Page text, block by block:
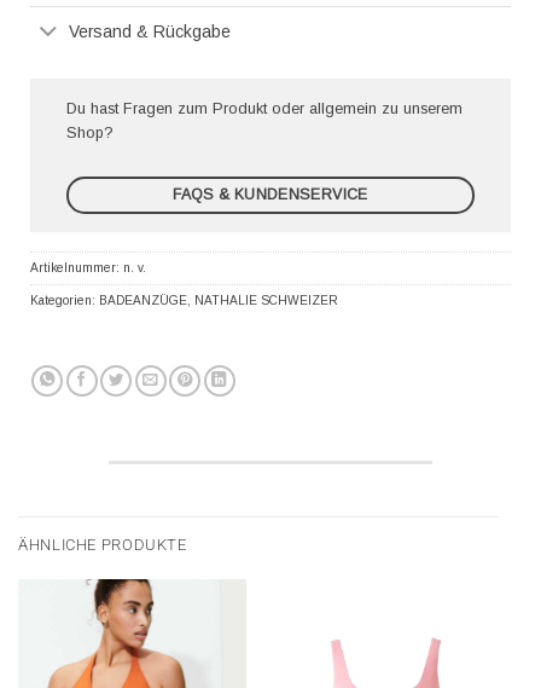
Versand & Rückgabe
Du hast Fragen zum Produkt oder allgemein zu unserem
Shop?
FAQS & KUNDENSERVICE
Artikelnummer: n. v.
Kategorien: BADEANZÜGE NATHALIE SCHWEIZER
ÄHNLICHE PRODUKTE